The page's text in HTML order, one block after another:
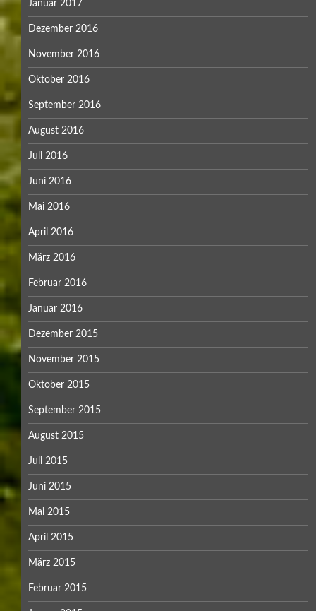
Januar 2017
Dezember 2016
November 2016
Oktober 2016
September 2016
August 2016
Juli 2016
Juni 2016
Mai 2016
April 2016
März 2016
Februar 2016
Januar 2016
Dezember 2015
November 2015
Oktober 2015
September 2015
August 2015
Juli 2015
Juni 2015
Mai 2015
April 2015
März 2015
Februar 2015